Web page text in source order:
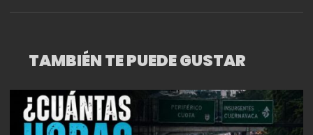
TAMBIÉN TE PUEDE GUSTAR